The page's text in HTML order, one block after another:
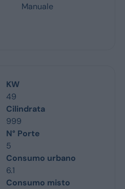
Manuale
KW
49
Cilindrata
999
N° Porte
5
Consumo urbano
6.1
Consumo misto